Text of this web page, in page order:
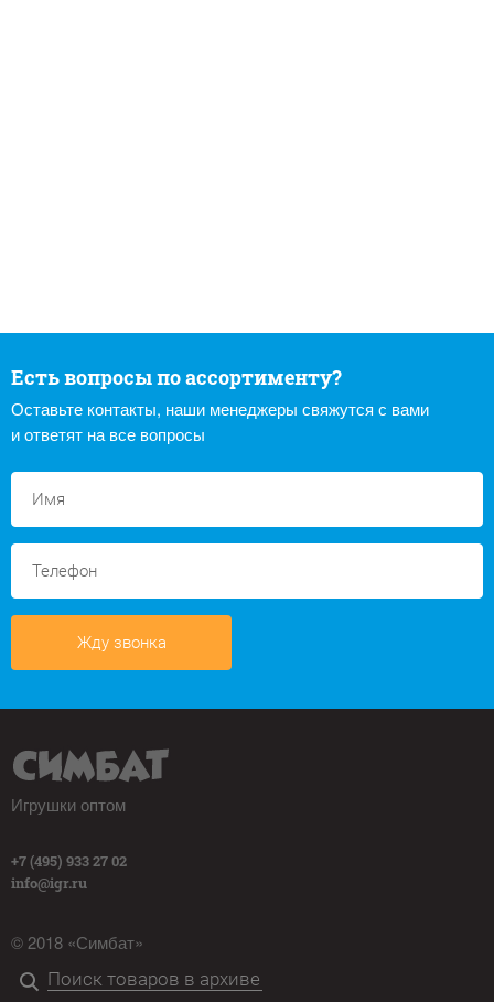
Есть вопросы по ассортименту?
Оставьте контакты, наши менеджеры свяжутся с вами
и ответят на все вопросы
Жду звонка
Игрушки оптом
+7 (495) 933 27 02
info@igr.ru
© 2018 «Симбат»